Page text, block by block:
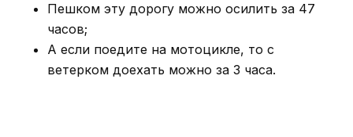
Пешком эту дорогу можно осилить за 47
часов;
А если поедите на мотоцикле, то с
ветерком доехать можно за 3 часа.